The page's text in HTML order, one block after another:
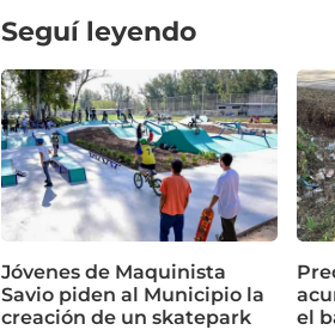
Seguí leyendo
Jóvenes de Maquinista
Savio piden al Municipio la
creación de un skatepark
el